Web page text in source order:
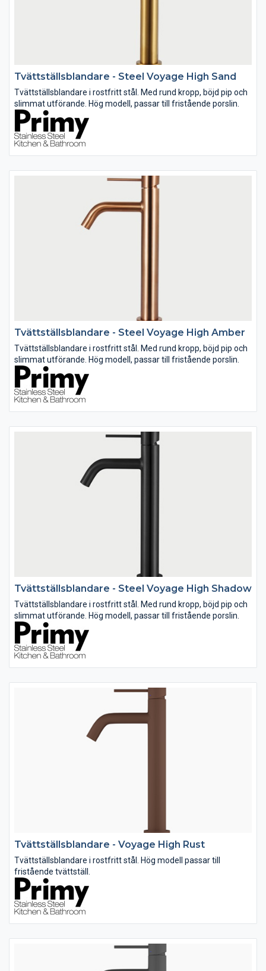
Tvättställsblandare - Steel Voyage High Sand
Tvättställsblandare i rostfritt stål. Med rund kropp, böjd pip och
slimmat utförande. Hög modell, passar till fristående porslin.
Tvättställsblandare - Steel Voyage High Amber
Tvättställsblandare i rostfritt stål. Med rund kropp, böjd pip och
slimmat utförande. Hög modell, passar till fristående porslin.
Tvättställsblandare - Steel Voyage High Shadow
Tvättställsblandare i rostfritt stål. Med rund kropp, böjd pip och
slimmat utförande. Hög modell, passar till fristående porslin.
Tvättställsblandare - Voyage High Rust
Tvättställsblandare i rostfritt stål. Hög modell passar till
fristående tvättställ.